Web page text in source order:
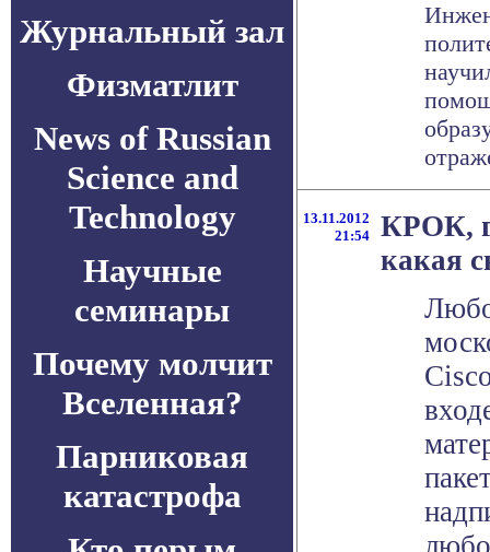
Журнальный зал
Физматлит
News of Russian
Science and
Technology
Научные
семинары
Почему молчит
Вселенная?
Парниковая
катастрофа
13.11.2012
21:54
КРОК,
какая